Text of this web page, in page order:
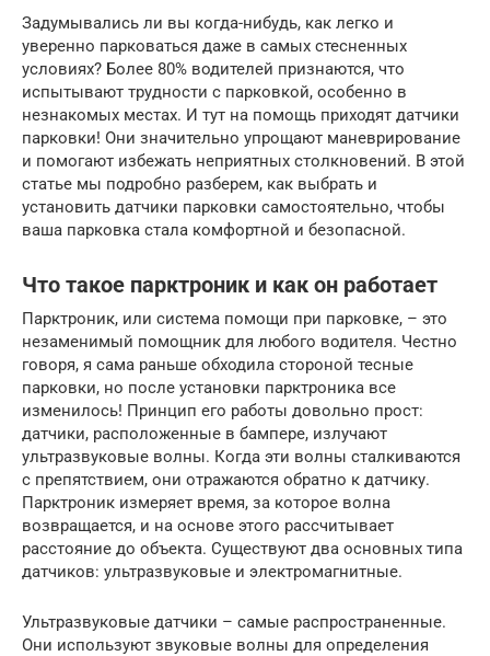
Задумывались ли вы когда-нибудь, как легко и
уверенно парковаться даже в самых стесненных
условиях? Более 80% водителей признаются, что
испытывают трудности с парковкой, особенно в
незнакомых местах. И тут на помощь приходят датчики
парковки! Они значительно упрощают маневрирование
и помогают избежать неприятных столкновений. В этой
статье мы подробно разберем, как выбрать и
установить датчики парковки самостоятельно, чтобы
ваша парковка стала комфортной и безопасной.
Что такое парктроник и как он работает
Парктроник, или система помощи при парковке, – это
незаменимый помощник для любого водителя. Честно
говоря, я сама раньше обходила стороной тесные
парковки, но после установки парктроника все
изменилось! Принцип его работы довольно прост:
датчики, расположенные в бампере, излучают
ультразвуковые волны. Когда эти волны сталкиваются
с препятствием, они отражаются обратно к датчику.
Парктроник измеряет время, за которое волна
возвращается, и на основе этого рассчитывает
расстояние до объекта. Существуют два основных типа
датчиков: ультразвуковые и электромагнитные.
Ультразвуковые датчики – самые распространенные.
Они используют звуковые волны для определения